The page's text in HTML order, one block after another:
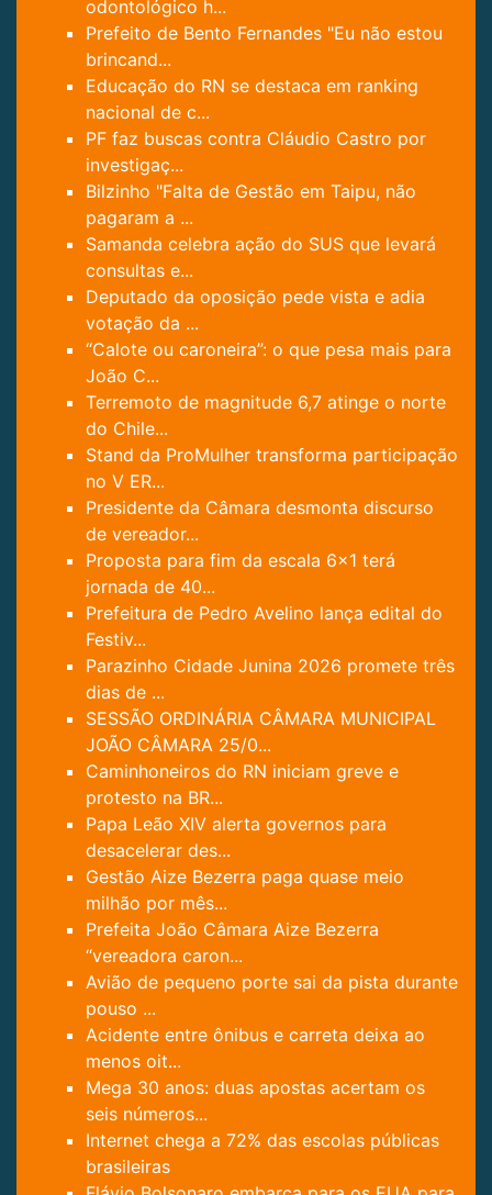
odontológico h...
Prefeito de Bento Fernandes "Eu não estou
brincand...
Educação do RN se destaca em ranking
nacional de c...
PF faz buscas contra Cláudio Castro por
investigaç...
Bilzinho "Falta de Gestão em Taipu, não
pagaram a ...
Samanda celebra ação do SUS que levará
consultas e...
Deputado da oposição pede vista e adia
votação da ...
“Calote ou caroneira”: o que pesa mais para
João C...
Terremoto de magnitude 6,7 atinge o norte
do Chile...
Stand da ProMulher transforma participação
no V ER...
Presidente da Câmara desmonta discurso
de vereador...
Proposta para fim da escala 6×1 terá
jornada de 40...
Prefeitura de Pedro Avelino lança edital do
Festiv...
Parazinho Cidade Junina 2026 promete três
dias de ...
SESSÃO ORDINÁRIA CÂMARA MUNICIPAL
JOÃO CÂMARA 25/0...
Caminhoneiros do RN iniciam greve e
protesto na BR...
Papa Leão XIV alerta governos para
desacelerar des...
Gestão Aize Bezerra paga quase meio
milhão por mês...
Prefeita João Câmara Aize Bezerra
“vereadora caron...
Avião de pequeno porte sai da pista durante
pouso ...
Acidente entre ônibus e carreta deixa ao
menos oit...
Mega 30 anos: duas apostas acertam os
seis números...
Internet chega a 72% das escolas públicas
brasileiras